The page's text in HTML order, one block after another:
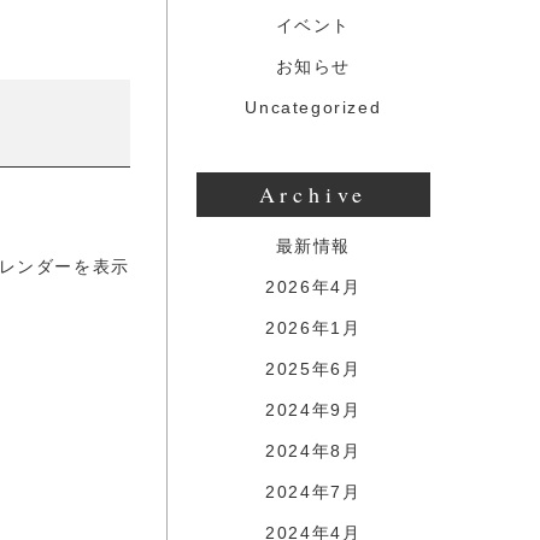
ンダーを表示
イベント
お知らせ
Uncategorized
Archive
最新情報
2026年4月
2026年1月
2025年6月
2024年9月
2024年8月
2024年7月
2024年4月